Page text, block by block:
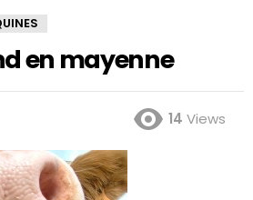
en mayenne
14 Views